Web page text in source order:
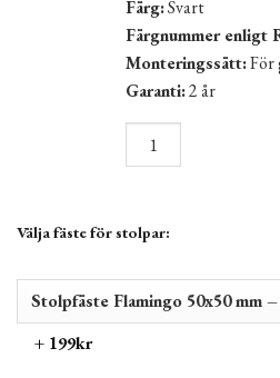
Färg:Svart
Färgnummer enligt
Monteringssätt:För
Garanti:2 år
Välja fäste för stolpar:
+ 199kr